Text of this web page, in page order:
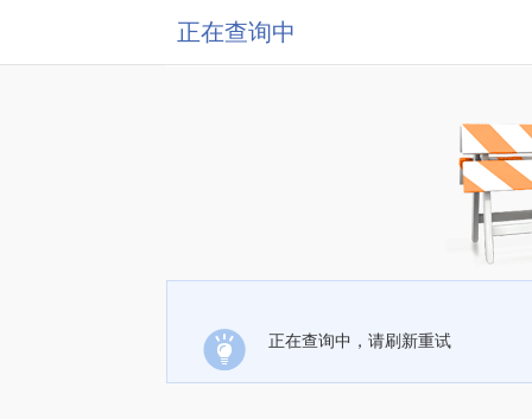
正在查询中
正在查询中，请刷新重试